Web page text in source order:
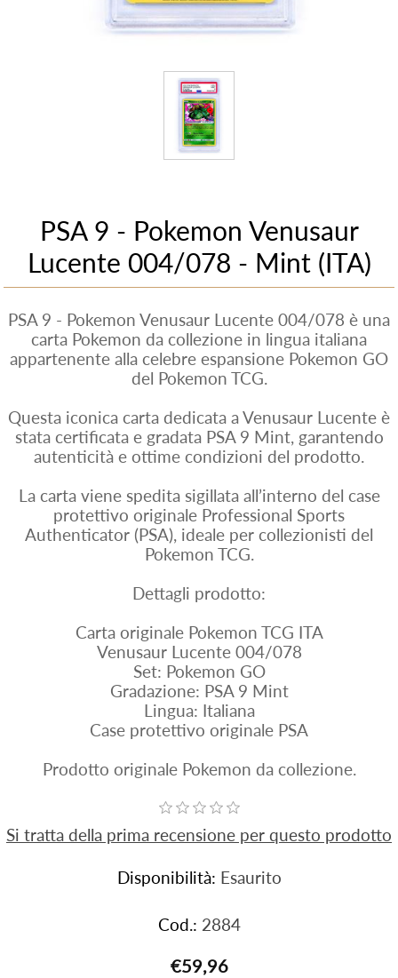
PSA 9 - Pokemon Venusaur
Lucente 004/078 - Mint (ITA)
PSA 9 - Pokemon Venusaur Lucente 004/078 è una
carta Pokemon da collezione in lingua italiana
appartenente alla celebre espansione Pokemon GO
del Pokemon TCG.
Questa iconica carta dedicata a Venusaur Lucente è
stata certificata e gradata PSA 9 Mint, garantendo
autenticità e ottime condizioni del prodotto.
La carta viene spedita sigillata all’interno del case
protettivo originale Professional Sports
Authenticator (PSA), ideale per collezionisti del
Pokemon TCG.
Dettagli prodotto:
Carta originale Pokemon TCG ITA
Venusaur Lucente 004/078
Set: Pokemon GO
Gradazione: PSA 9 Mint
Lingua: Italiana
Case protettivo originale PSA
Prodotto originale Pokemon da collezione.
Si tratta della prima recensione per questo prodotto
Disponibilità: Esaurito
Cod.: 2884
€59,96